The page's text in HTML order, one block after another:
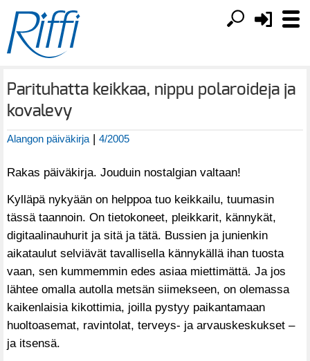
Parituhatta keikkaa, nippu polaroideja ja
kovalevy
Alangon päiväkirja| 4/2005
Rakas päiväkirja. Jouduin nostalgian valtaan!
Kylläpä nykyään on helppoa tuo keikkailu, tuumasin
tässä taannoin. On tietokoneet, pleikkarit, kännykät,
digitaalinauhurit ja sitä ja tätä. Bussien ja junienkin
aikataulut selviävät tavallisella kännykällä ihan tuosta
vaan, sen kummemmin edes asiaa miettimättä. Ja jos
lähtee omalla autolla metsän siimekseen, on olemassa
kaikenlaisia kikottimia, joilla pystyy paikantamaan
huoltoasemat, ravintolat, terveys- ja arvauskeskukset –
ja itsensä.